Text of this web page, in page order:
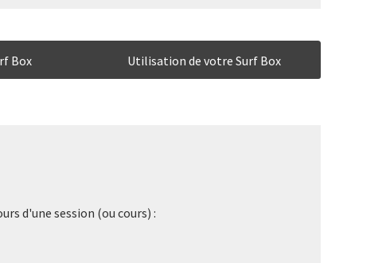
Box Utilisation de votre Surf Box
d'une session (ou cours) :